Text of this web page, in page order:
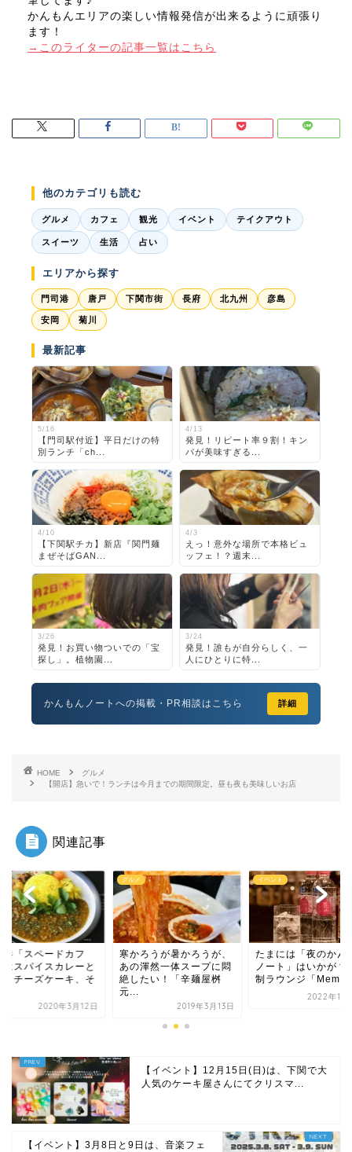
かんもんエリアの楽しい情報発信が出来るように頑張り
ます！
→このライターの記事一覧はこちら
他のカテゴリも読む
グルメ カフェ 観光 イベント テイクアウト
スイーツ 生活 占い
エリアから探す
門司港 唐戸 下関市街 長府 北九州 彦島
安岡 菊川
最新記事
5/16
【門司駅付近】平日だけの特
別ランチ「ch...
4/13
発見！リピート率９割！キン
パが美味すぎる...
4/10
【下関駅チカ】新店『関門麺
まぜそばGAN...
4/3
えっ！意外な場所で本格ビュ
ッフェ！？週末...
3/26
発見！お買い物ついでの「宝
探し」。植物園...
3/24
発見！誰もが自分らしく、一
人にひとりに特...
かんもんノートへの掲載・PR相談はこちら 詳細
HOME
グルメ
【開店】急いで！ランチは今月までの期間限定。昼も夜も美味しいお店
関連記事
ろうが暑かろうが、
渾然一体スープに悶
たい！「辛麺屋桝
2019年3月13日
イベント
たまには「夜のかんもん
ノート」はいかが？会員
制ラウンジ「Membe...
カフェ
門司港「スペードカ
ェ」はスパイスカレ
バスクチーズケーキ
【イベント】12月15日(日)は、下関で大
人気のケーキ屋さんにてクリスマ...
【イベント】3月8日と9日は、音楽フェ